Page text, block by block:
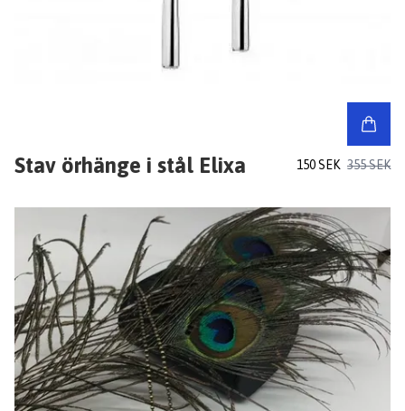
Stav örhänge i stål Elixa 150 SEK 355 SEK